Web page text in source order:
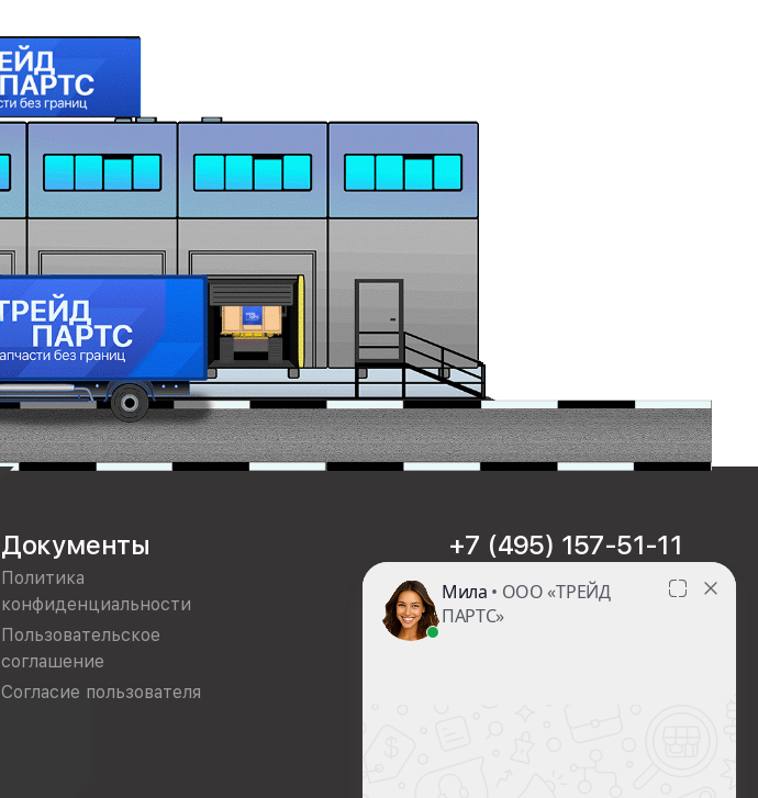
Документы
Политика
конфиденциальности
Пользовательское
соглашение
Согласие пользователя
+7 (495) 157-51-11
sales@trade-part.ru